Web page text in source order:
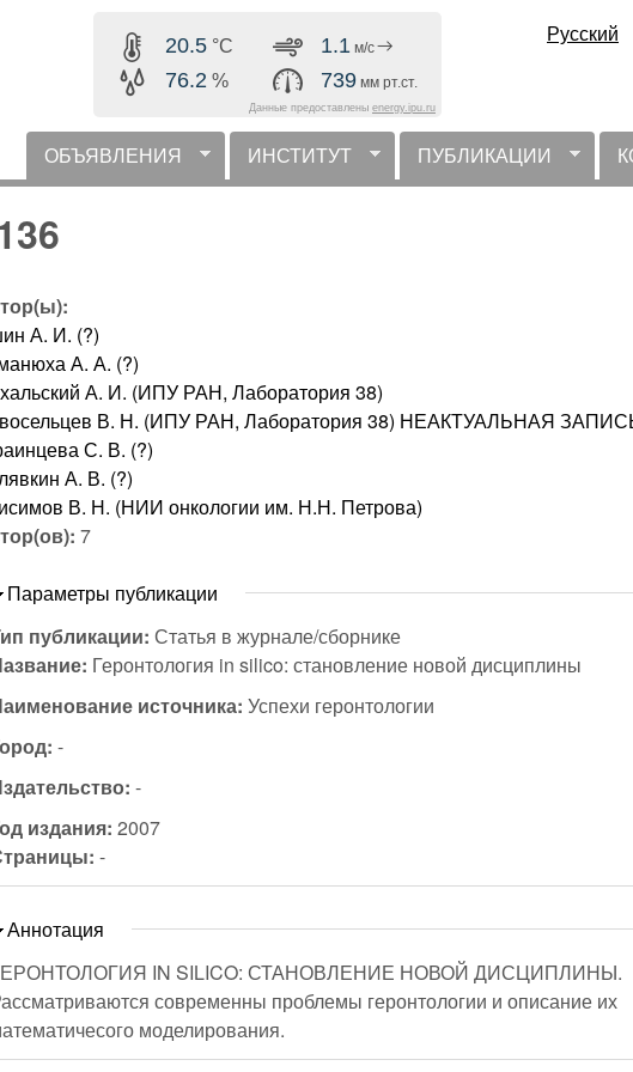
содержанию
20.5 °C
76.2 %
1.1 м/с
739 мм рт.ст.
Данные предоставлены energy.ipu.ru
Русский
горизонтальное меню
ОБЪЯВЛЕНИЯ ИНСТИТУТ ПУБЛИКАЦИИ
А. И. (?)
А. А. (?)
А. И. (ИПУ РАН, Лаборатория 38)
В. Н. (ИПУ РАН, Лаборатория 38) НЕАКТУАЛЬНАЯ
С. В. (?)
А. В. (?)
В. Н. (НИИ онкологии им. Н.Н. Петрова)
7
Скрыть
Параметры публикации
публикации:Статья в журнале/сборнике
Геронтология in silico: становление новой дисциплины
источника:Успехи геронтологии
-
-
издания:2007
-
Скрыть
Аннотация
IN SILICO: СТАНОВЛЕНИЕ НОВОЙ ДИСЦИПЛИНЫ.
современны проблемы геронтологии и описание их
моделирования.